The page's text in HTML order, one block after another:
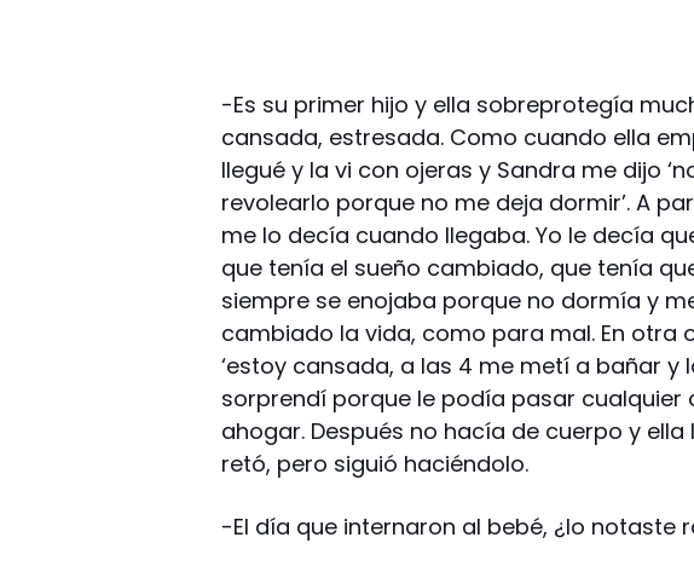
-Es su primer hijo y ella sobreprotegía
cansada, estresada. Como cuando ella
llegué y la vi con ojeras y Sandra me dijo
revolearlo porque no me deja dormir’. A
me lo decía cuando llegaba. Yo le decía
que tenía el sueño cambiado, que tenía
siempre se enojaba porque no dormía y
cambiado la vida, como para mal. En otra
‘estoy cansada, a las 4 me metí a bañar y
sorprendí porque le podía pasar cualquier
ahogar. Después no hacía de cuerpo y
retó, pero siguió haciéndolo.
-El día que internaron al bebé, ¿lo notaste